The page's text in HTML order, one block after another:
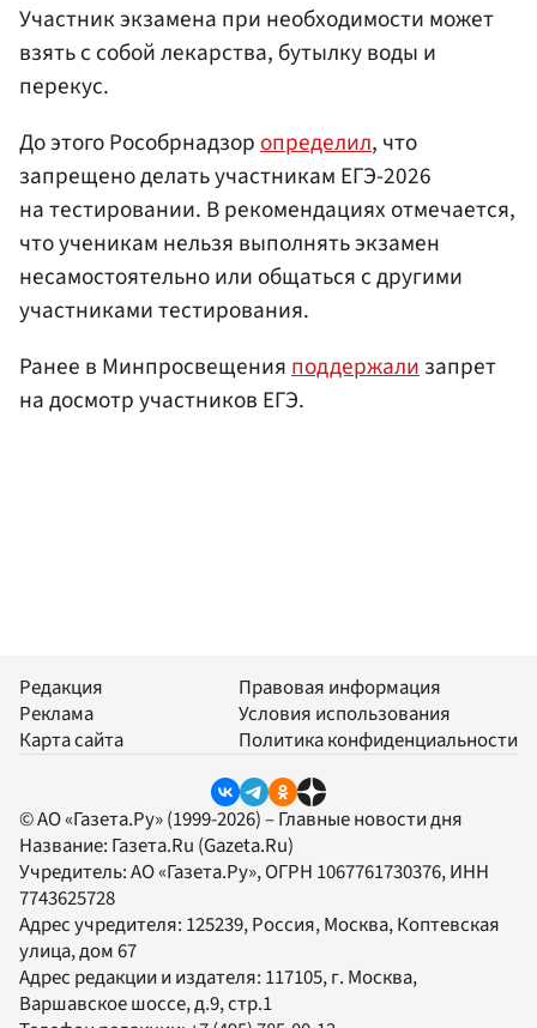
Участник экзамена при необходимости может
взять с собой лекарства, бутылку воды и
перекус.
До этого Рособрнадзоропределил, что
запрещено делать участникам ЕГЭ-2026
на тестировании. В рекомендациях отмечается,
что ученикам нельзя выполнять экзамен
несамостоятельно или общаться с другими
участниками тестирования.
Ранее в Минпросвещенияподдержализапрет
на досмотр участников ЕГЭ.
Редакция
Реклама
Карта сайта
Правовая информация
Условия использования
Политика конфиденциальности
© АО «Газета.Ру» (1999-2026) – Главные новости дня
Название: Газета.Ru (Gazeta.Ru)
Учредитель:АО «Газета.Ру», ОГРН 1067761730376, ИНН
7743625728
Адрес учредителя: 125239, Россия, Москва, Коптевская
улица, дом 67
Адрес редакции и издателя: 117105, г. Москва,
Варшавское шоссе, д.9, стр.1